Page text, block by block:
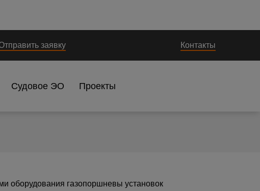
заявку Контакты
Судовое ЭО Проекты
оборудования газопоршневы установок